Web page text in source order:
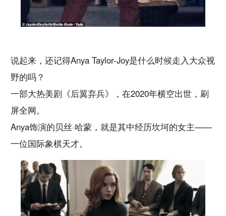
说起来，还记得Anya Taylor-Joy是什么时候走入大众视
野的吗？
一部大热美剧《后翼弃兵》，在2020年横空出世，刷
屏全网。
Anya饰演的贝丝·哈蒙，就是其中经历坎坷的女主——
一位国际象棋天才。